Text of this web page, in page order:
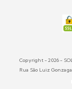
Copyright - 2026 -
Rua São Luiz